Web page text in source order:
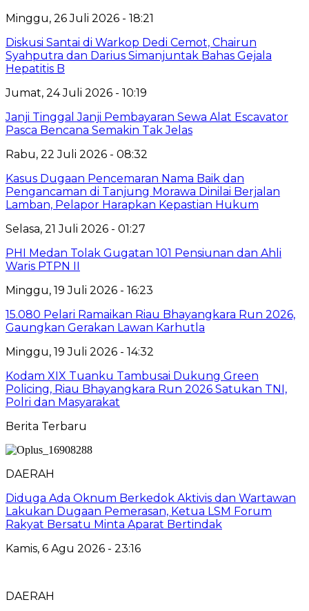
Minggu, 26 Juli 2026 - 18:21
Diskusi Santai di Warkop Dedi Cemot, Chairun
Syahputra dan Darius Simanjuntak Bahas Gejala
Hepatitis B
Jumat, 24 Juli 2026 - 10:19
Janji Tinggal Janji Pembayaran Sewa Alat Escavator
Pasca Bencana Semakin Tak Jelas
Rabu, 22 Juli 2026 - 08:32
Kasus Dugaan Pencemaran Nama Baik dan
Pengancaman di Tanjung Morawa Dinilai Berjalan
Lamban, Pelapor Harapkan Kepastian Hukum
Selasa, 21 Juli 2026 - 01:27
PHI Medan Tolak Gugatan 101 Pensiunan dan Ahli
Waris PTPN II
Minggu, 19 Juli 2026 - 16:23
15.080 Pelari Ramaikan Riau Bhayangkara Run 2026,
Gaungkan Gerakan Lawan Karhutla
Minggu, 19 Juli 2026 - 14:32
Kodam XIX Tuanku Tambusai Dukung Green
Policing, Riau Bhayangkara Run 2026 Satukan TNI,
Polri dan Masyarakat
Berita Terbaru
DAERAH
Diduga Ada Oknum Berkedok Aktivis dan Wartawan
Lakukan Dugaan Pemerasan, Ketua LSM Forum
Rakyat Bersatu Minta Aparat Bertindak
Kamis, 6 Agu 2026 - 23:16
DAERAH